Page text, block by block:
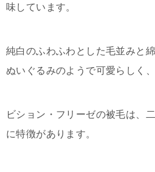
味しています。
純白のふわふわとした毛並みと
ぬいぐるみのようで可愛らしく
ビション・フリーゼの被毛は、
に特徴があります。